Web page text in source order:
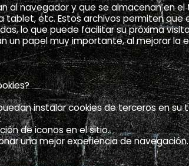
al navegador y que se almacenan en el
tablet, etc. Estos archivos permiten que
lo que puede facilitar su próxima
un papel muy importante, al mejorar la
instalar cookies de terceros en su
de iconos en el sitio.
una mejor experiencia de navegación.